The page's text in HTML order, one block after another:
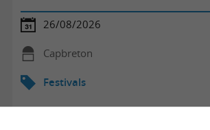
26/08/2026
Capbreton
Festivals